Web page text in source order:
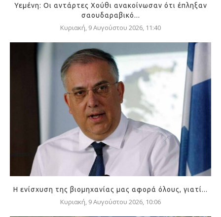
Υεμένη: Οι αντάρτες Χούθι ανακοίνωσαν ότι έπληξαν
σαουδαραβικό...
Κυριακή, 9 Αυγούστου 2026, 11:40
Η ενίσχυση της βιομηχανίας μας αφορά όλους, γιατί...
Κυριακή, 9 Αυγούστου 2026, 10:06